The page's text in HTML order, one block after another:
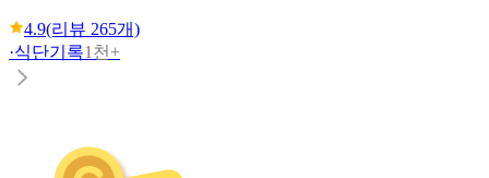
4.9(리뷰 265개)
·식단기록1천+